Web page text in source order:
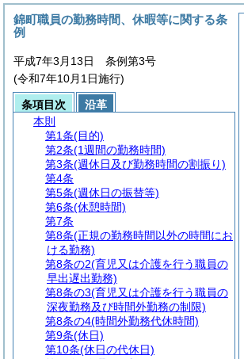
錦町職員の勤務時間、休暇等に関する条
例
平成7年3月13日 条例第3号
(令和7年10月1日施行)
条項目次
沿革
本則
第1条(目的)
第2条(1週間の勤務時間)
第3条(週休日及び勤務時間の割振り)
第4条
第5条(週休日の振替等)
第6条(休憩時間)
第7条
第8条(正規の勤務時間以外の時間にお
ける勤務)
第8条の2(育児又は介護を行う職員の
早出遅出勤務)
第8条の3(育児又は介護を行う職員の
深夜勤務及び時間外勤務の制限)
第8条の4(時間外勤務代休時間)
第9条(休日)
第10条(休日の代休日)